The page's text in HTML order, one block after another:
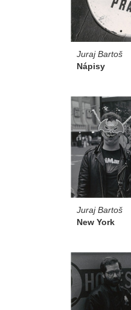
Juraj Bartoš
Nápisy
Juraj Bartoš
New York